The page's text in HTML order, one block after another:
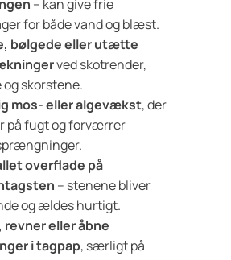
– kan give frie
for både vand og blæst.
bølgede eller utætte
ved skotrender,
og skorstene.
mos- eller algevækst, der
på fugt og forværrer
overflade på
– stenene bliver
og ældes hurtigt.
revner eller åbne
i tagpap, særligt på